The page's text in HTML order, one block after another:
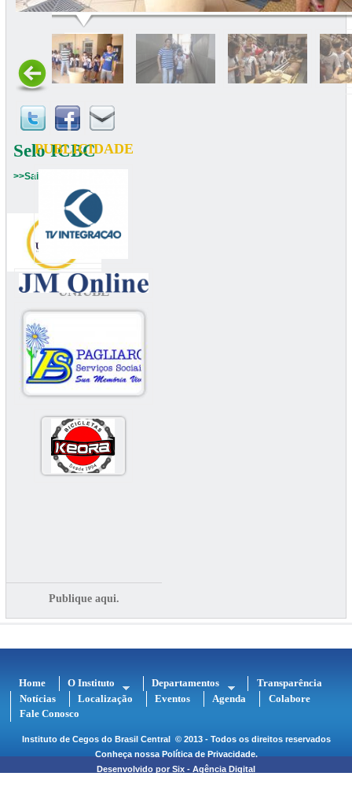
Selo ICBC
>>Saiba mais
UNIUBE
PUBLICIDADE
Publique aqui.
Home O Instituto Departamentos
Transparência
Notícias
Localização Eventos Agenda
Colabore
Fale Conosco
Instituto de Cegos do Brasil Central© 2013 - Todos os direitos reservados
Conheça nossa Política de Privacidade.
Desenvolvido por Six - Agência Digital